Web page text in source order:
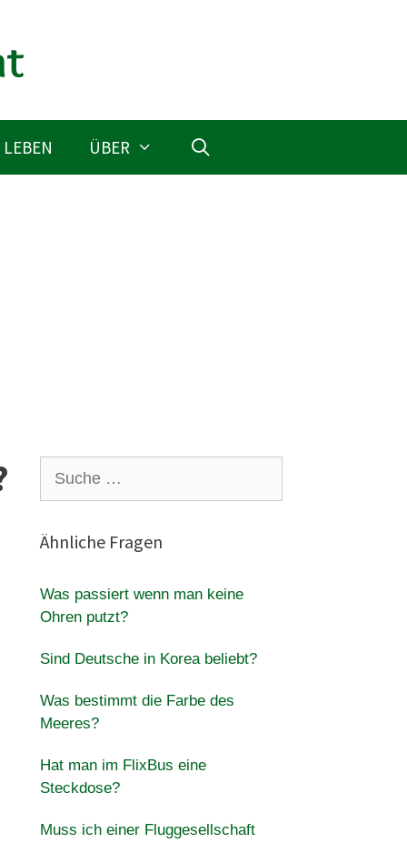
ÜBER
nach:
Ähnliche Fragen
Was passiert wenn man keine
Ohren putzt?
Sind Deutsche in Korea beliebt?
Was bestimmt die Farbe des
Meeres?
Hat man im FlixBus eine
Steckdose?
Muss ich einer Fluggesellschaft